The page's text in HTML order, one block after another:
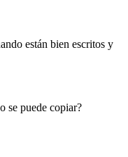
están bien escritos y
se puede copiar?